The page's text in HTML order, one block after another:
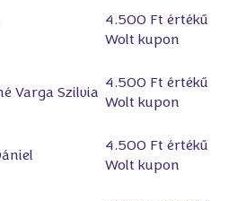
4.500 Ft értékű
Wolt kupon
Varga Szilvia
4.500 Ft értékű
Wolt kupon
4.500 Ft értékű
Wolt kupon